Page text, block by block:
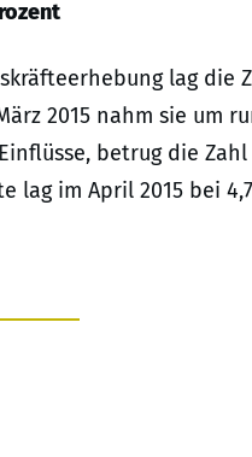
lag die
2015 nahm sie um
betrug die
lag im April 2015 bei